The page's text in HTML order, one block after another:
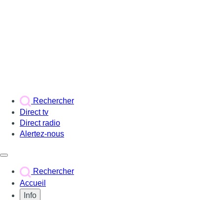
Rechercher
Direct tv
Direct radio
Alertez-nous
Rechercher
Accueil
Info